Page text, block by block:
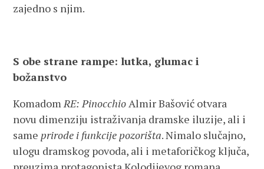
zajedno s njim.
S obe strane rampe: lutka, glumac i
božanstvo
KomadomRE: PinocchioAlmir Bašović otvara
novu dimenziju istraživanja dramske iluzije, ali i
same prirode i funkcije pozorišta. Nimalo slučajno,
ulogu dramskog povoda, ali i metaforičkog ključa,